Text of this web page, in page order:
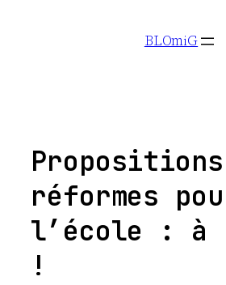
BLOmiG
réformes
l’école :
!